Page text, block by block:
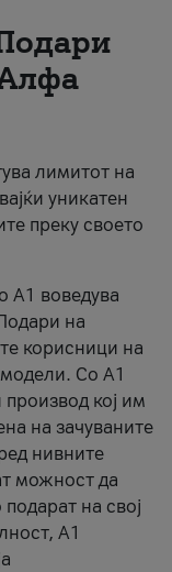
лимитот на
уникатен
преку своето
А1 воведува
на
корисници на
Со A1
производ кој им
на зачуваните
нивните
можност да
подарат на свој
А1